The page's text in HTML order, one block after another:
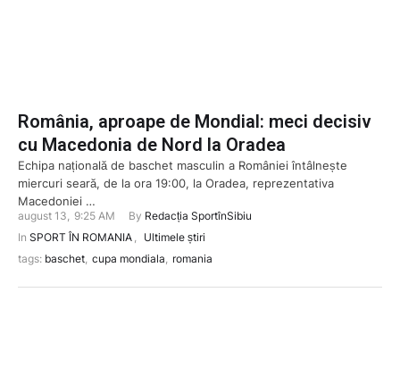
România, aproape de Mondial: meci decisiv
cu Macedonia de Nord la Oradea
Echipa națională de baschet masculin a României întâlnește
miercuri seară, de la ora 19:00, la Oradea, reprezentativa
Macedoniei …
august 13, 9:25 AM By Redacția SportînSibiu
In SPORT ÎN ROMANIA , Ultimele știri
tags: baschet, cupa mondiala, romania